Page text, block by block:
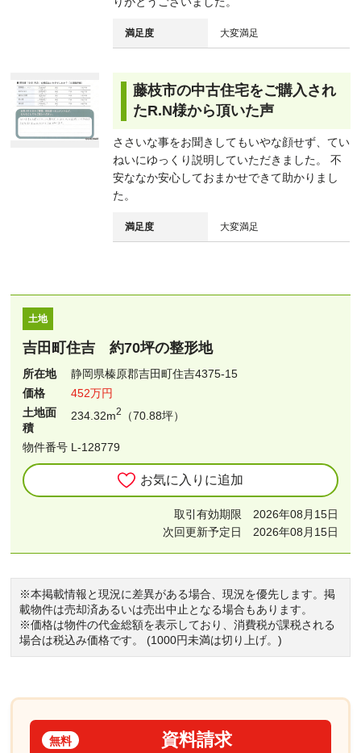
満足度 大変満足
藤枝市の中古住宅をご購入され
たR.N様から頂いた声
ささいな事をお聞きしてもいやな顔せず、てい
ねいにゆっくり説明していただきました。 不
安ななか安心しておまかせできて助かりまし
た。
満足度 大変満足
土地
吉田町住吉 約70坪の整形地
所在地
静岡県榛原郡吉田町住吉4375-15
価格
452万円
土地面
積
234.32m2 （70.88坪）
物件番号 L-128779
お気に入りに追加
取引有効期限 2026年08月15日
次回更新予定日 2026年08月15日
※本掲載情報と現況に差異がある場合、現況を優先します。掲
載物件は売却済あるいは売出中止となる場合もあります。
※価格は物件の代金総額を表示しており、消費税が課税される
場合は税込み価格です。 (1000円未満は切り上げ。)
資料請求
無料